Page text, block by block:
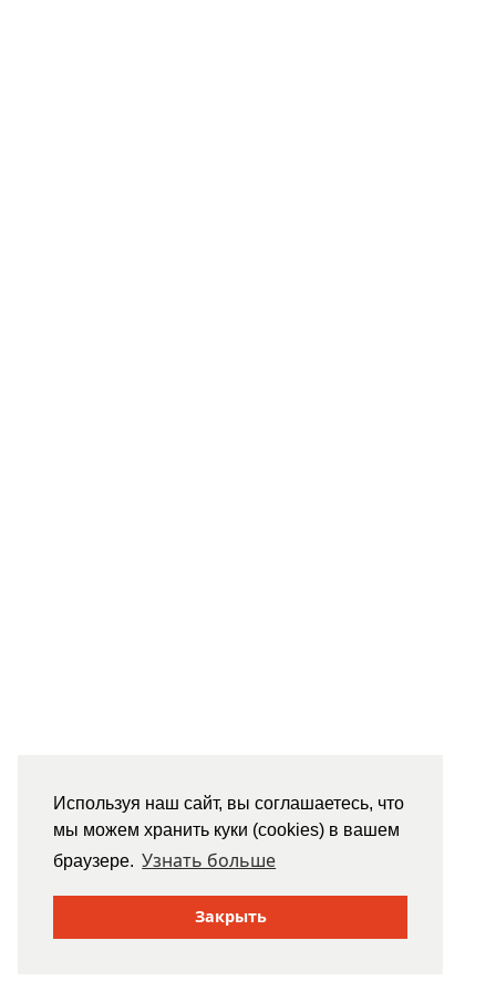
Используя наш сайт, вы соглашаетесь, что
мы можем хранить куки (cookies) в вашем
браузере. Узнать больше
Закрыть